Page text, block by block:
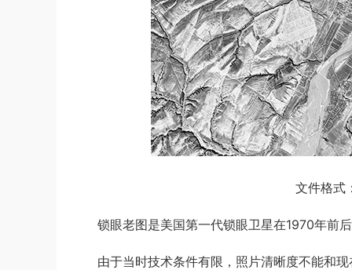
文件格
锁眼老图是美国第一代锁眼卫星在1970年前后
由于当时技术条件有限，照片清晰度不能和现